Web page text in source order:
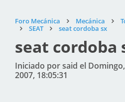
Foro Mecánica Mecánica
SEAT
seat cordoba sx
seat cordoba
Iniciado por said el
2007, 18:05:31